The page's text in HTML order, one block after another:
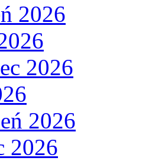
2026
2026
2026
2026